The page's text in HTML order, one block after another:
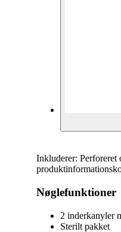
Inkluderer: Perforeret
Nøglefunktioner
2 inderkanyler
Sterilt pakket